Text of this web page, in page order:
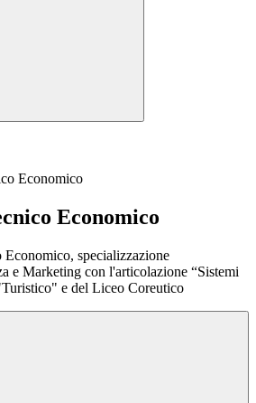
Economico
Economico
specializzazione
e Marketing con l'articolazione “Sistemi
e del Liceo Coreutico